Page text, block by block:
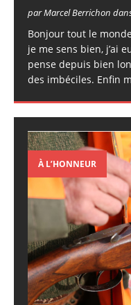
par Marcel Berrichon
Bonjour tout le
je me sens bien, j’ai
pense depuis bien
des imbéciles. Enfin
À L’HONNEUR